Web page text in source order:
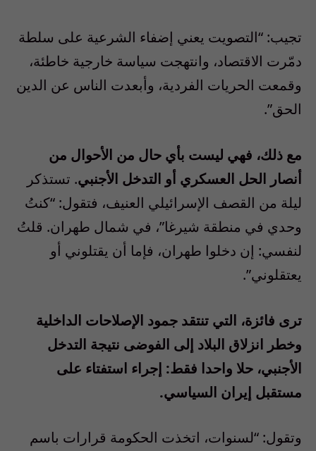
تجيب: “التصويت يعني إضفاء الشرعية على سلطة
دمّرت الاقتصاد، وانتهجت سياسة خارجية خاطئة،
وقمعت الحريات الفردية، وأبعدت الناس عن الدين
الحق”.
مع ذلك، فهي ليست بأي حال من الأحوال من
أنصار الحل العسكري أو التدخل الأجنبي. تستذكر
ليلة من القصف الإسرائيلي العنيف، فتقول: “كنتُ
وحدي في منطقة شيرغا”، في شمال طهران. قلتُ
لنفسي: إن دخلوا طهران، فإما أن يقتلوني أو
يعتقلوني”.
ترى فائزة، التي تنتقد جمود الإصلاحات الداخلية
وخطر انزلاق البلاد إلى الفوضى نتيجة التدخل
الأجنبي، حلا واحدا فقط: إجراء استفتاء على
مستقبل إيران السياسي.
وتقول: “لسنوات، اتخذت الحكومة قرارات باسم